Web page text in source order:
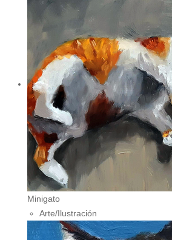
Minigato
Arte/Ilustración